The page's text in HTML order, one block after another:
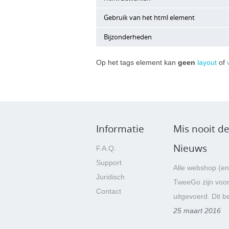
Een html element wordt bewerkt via
Een klik op het tweede icoon van
Gebruik van het html element
Het html element kan o.a. worden
Bijzonderheden
wordt tijdens het renderen van de
<a href="[URL_ROOT]/
Op het tags element kan geen layout of
Informatie
F.A.Q.
Support
Juridisch
Contact
Mis nooit
Nieuws
Alle webshop
TweeGo zijn
uitgevoerd. Dit
25 maart 2016